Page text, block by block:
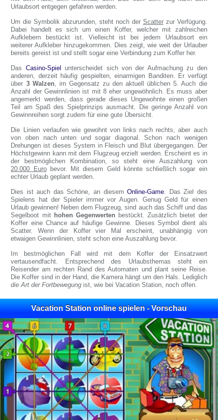
Urlaubsort entgegen gefahren werden.
Um die Symbolik abzurunden, steht noch der Scatterzur Verfügung.
Dabei handelt es sich um einen Koffer, welcher mit zahlreichen
Aufklebern bestückt ist. Vielleicht ist bei jedem Urlaubsort ein
weiterer Aufkleber hinzugekommen. Dies zeigt, wie weit der Urlauber
bereits gereist ist und stellt sogar eine Verbindung zum Koffer her.
Das Casino-Spiel
unterscheidet sich von der Aufmachung zu den
anderen, derzeit häufig gespielten, einarmigen Banditen. Er verfügt
über 3 Walzen, im Gegensatz zu den aktuell üblichen 5. Auch die
Anzahl der Gewinnlinien ist mit 8 eher ungewöhnlich. Es muss aber
angemerkt werden, dass gerade dieses Ungewohnte einen großen
Teil am Spaß des Spielprinzips ausmacht. Die geringe Anzahl von
Gewinnreihen sorgt zudem für eine gute Übersicht.
Die Linien verlaufen wie gewohnt von links nach rechts, aber auch
von oben nach unten und sogar diagonal. Schon nach wenigen
Drehungen ist dieses System in Fleisch und Blut übergegangen. Der
Höchstgewinn kann mit dem Flugzeug erzielt werden. Erscheint es in
der bestmöglichen Kombination, so steht eine Auszahlung von
20.000 Eurobevor. Mit diesem Geld könnte schließlich sogar ein
echter Urlaub geplant werden.
Dies ist auch das Schöne, an diesemOnline-Game. Das Ziel des
Spielens hat der Spieler immer vor Augen. Genug Geld für einen
Urlaub gewinnen! Neben dem Flugzeug, sind auch das Schiff und das
Segelboot mit hohen Gegenwerten bestückt. Zusätzlich bietet der
Koffer eine Chance auf häufige Gewinne. Dieses Symbol dient als
Scatter. Wenn der Koffer vier Mal erscheint, unabhängig von
etwaigen Gewinnlinien, steht schon eine Auszahlung bevor.
Im bestmöglichen Fall wird mit dem Koffer der Einsatzwert
vertausendfacht. Entsprechend des Urlaubsthemas steht ein
Reisender am rechten Rand des Automaten und plant seine Reise.
Die Koffer sind in der Hand, die Kamera hängt um den Hals. Lediglich
die Art der Fortbewegung ist, wie bei Vacation Station, noch offen.
Vacation Station online spielen - Vorschau